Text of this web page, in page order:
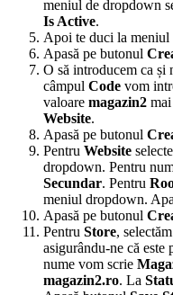
meniul de dropdown
Is Active.
Apoi te duci la meniul
Apasă pe butonul
O să introducem ca și
câmpul Code vom
valoare magazin2
Website.
Apasă pe butonul
Pentru Website
dropdown. Pentru
Secundar. Pentru
meniul dropdown.
Apasă pe butonul
Pentru Store, selectăm
asigurându-ne că este
nume vom scrie
magazin2.ro. La